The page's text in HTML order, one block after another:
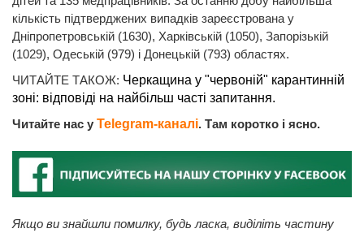
кількість підтверджених випадків зареєстрована у
Дніпропетровській (1630), Харківській (1050), Запорізькій
(1029), Одеській (979) і Донецькій (793) областях.
ЧИТАЙТЕ ТАКОЖ: Черкащина у "червоній" карантинній
зоні: відповіді на найбільш часті запитання.
Читайте нас у Telegram-каналі. Там коротко і ясно.
Якщо ви знайшли помилку, будь ласка, виділіть частину